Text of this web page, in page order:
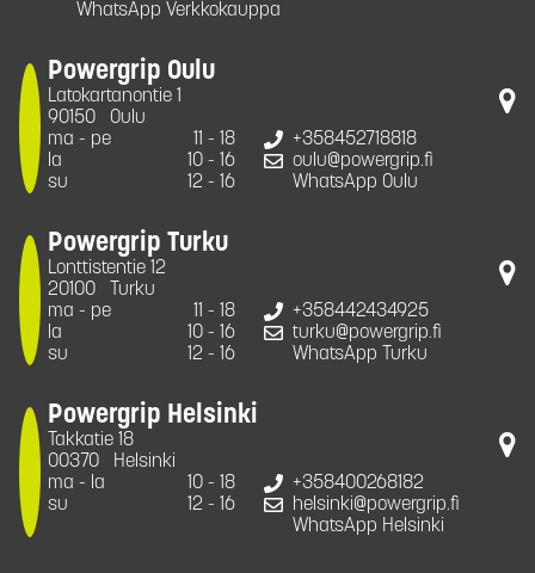
WhatsApp Verkkokauppa
Powergrip Oulu
Latokartanontie 1
90150
Oulu
ma - pe
11 - 18
la
10 - 16
su
12 - 16
+358452718818
oulu@powergrip.fi
WhatsApp Oulu
Powergrip Turku
Lonttistentie 12
20100
Turku
ma - pe
11 - 18
la
10 - 16
su
12 - 16
+358442434925
turku@powergrip.fi
WhatsApp Turku
Powergrip Helsinki
Takkatie 18
00370
Helsinki
ma - la
10 - 18
su
12 - 16
+358400268182
helsinki@powergrip.fi
WhatsApp Helsinki